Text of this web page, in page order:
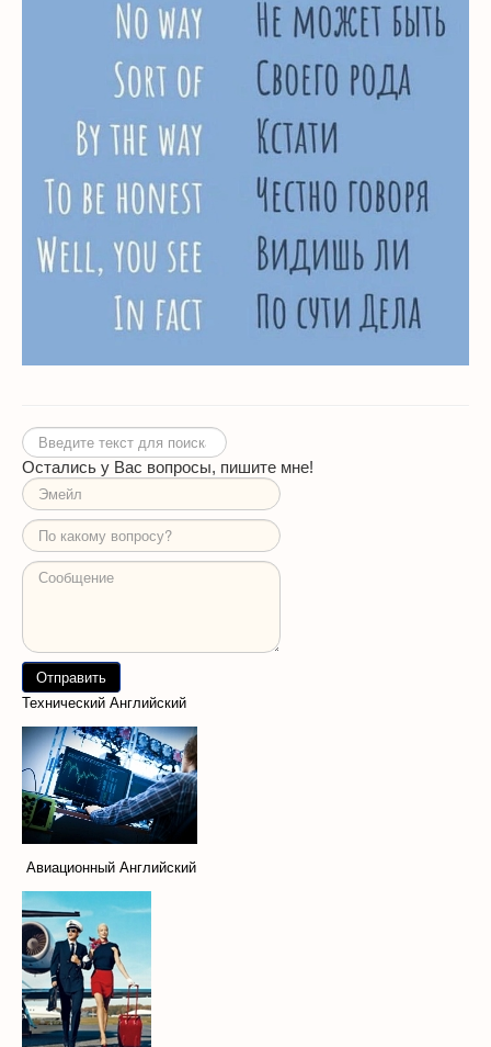
Искать...
Остались у Вас вопросы, пишите мне!
Технический Английский
Авиационный Английский